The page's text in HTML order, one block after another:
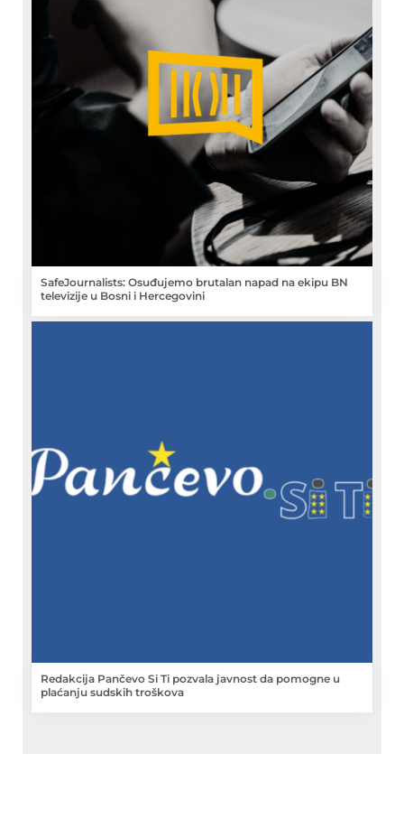
SafeJournalists: Osuđujemo brutalan napad na ekipu BN
televizije u Bosni i Hercegovini
Redakcija Pančevo Si Ti pozvala javnost da pomogne u
plaćanju sudskih troškova